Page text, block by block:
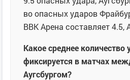
во опасных ударов
ВВК Арена составляет 4.5,
Какое среднее количество
фиксируется в матчах
Аугсбургом?